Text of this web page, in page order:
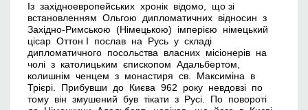
Із західноевропейських хронік відомо, що зі
встановленням Ольгою дипломатичних відносин з
Західно-Римською (Німецькою) імперією німецький
цісар Оттон І послав на Русь у складі
дипломатичного посольства власних місіонерів на
чолі з католицьким єпископом Адальбертом,
колишнім ченцем з монастиря св. Максиміна в
Трієрі. Прибувши до Києва 962 року невдовзі по
тому він змушений був тікати з Русі. По повороті